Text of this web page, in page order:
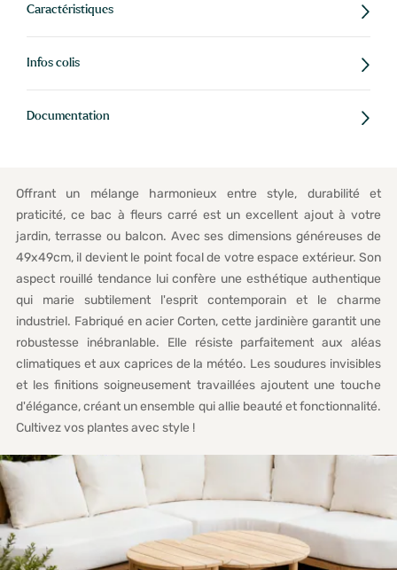
Caractéristiques
Infos colis
Documentation
Offrant un mélange harmonieux entre style, durabilité et
praticité, ce bac à fleurs carré est un excellent ajout à votre
jardin, terrasse ou balcon. Avec ses dimensions généreuses de
49x49cm, il devient le point focal de votre espace extérieur. Son
aspect rouillé tendance lui confère une esthétique authentique
qui marie subtilement l'esprit contemporain et le charme
industriel. Fabriqué en acier Corten, cette jardinière garantit une
robustesse inébranlable. Elle résiste parfaitement aux aléas
climatiques et aux caprices de la météo. Les soudures invisibles
et les finitions soigneusement travaillées ajoutent une touche
d'élégance, créant un ensemble qui allie beauté et fonctionnalité.
Cultivez vos plantes avec style !